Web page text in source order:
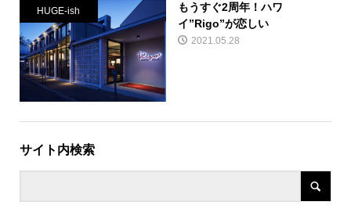
HUGE-ish
もうすぐ2周年！ハワ
イ”Rigo”が恋しい
2021.05.28
サイト内検索